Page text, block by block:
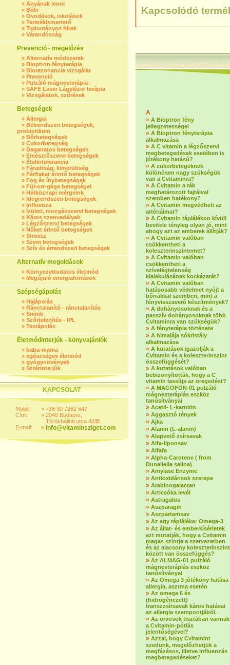
» Anyának lenni
» Bébi
» Óvodások, iskolások
» Termékismertető
» Tudományos hírek
» Várandósság
Prevenció - megelőzés
» Alternatív módszerek
» Bioptron fényterápia
» Biorezonancia vizsgálat
» Prevenció
» Pulzáló mágnesterápia
» SAFE Laser Lágylézer terápia
» Vizsgálatok, szűrések
Betegségek
» Allergia
» Bélrendszeri betegségek,
probiotikum
» Bőrbetegségek
» Cukorbetegség
» Daganatos betegségek
» Emésztőszervi betegségek
» Ételintolerancia
» Fáradtság, kimerültség
» Férfiakat érintő betegségek
» Fog és ínybetegségek
» Fül-orr-gége betegségei
» Hétköznapi mérgeink
» Idegrendszeri betegségek
» Influenza
» Ízületi, mozgásszervi betegségek
» Káros szenvedélyek
» Légzőszervi betegségek
» Nőket érintő betegségek
» Stressz
» Szem betegségek
» Szív és érrendszeri betegségek
Alternatív megoldások
» Környezettudatos életmód
» Megújuló energiaforrások
Szépségápolás
» Hajápolás
» Ránctalanító - ránctalanítás
» Smink
» Szőrtelenítés - IPL
» Testápolás
Életmódinterjúk - könyvajánlók
» baba-mama
» egészséges életmód
» gyógynövények
» Sztárinterjúk
KAPCSOLAT
Mobil:
Cím:
E-mail:
»
»
»
+36 30 7262 647
2040 Budaörs,
Törökbálinti utca 42/B
info@vitaminsziget.com
Kapcsolódó
A
» A Bioptron fény
jellegzetességei
» A Bioptron fényterápia
alkalmazása
» A C vitamin a légzőszervi
megbetegedések esetében is
jótékony hatású?
» A cukorbetegeknek
különösen nagy szükségük
van a Cvitaminra?
» A Cvitamin a rák
meghatározott fajtáival
szemben hatékony?
» A Cvitamin megvédheti az
artériáimat?
» A Cvitamin táplálékon kívüli
bevitele tényleg olyan jó, mint
ahogy azt az emberek állítják?
» A Cvitamin valóban
csökkentheti a
koleszterinszintemet?
» A Cvitamin valóban
csökkentheti a
szívelégtelenség
kialakulásának kockázatát?
» A Cvitamin valóban
hatásosabb védelmet nyújt a
bőrrákkal szemben, mint a
fényvisszaverő készítmények?
» A dohányosoknak és a
passzív dohányosoknak több
Cvitaminra van szükségük?
» A fényterápia története
» A himalája sókristály
alkalmazása
» A kutatások igazolják a
Cvitamin és a koleszterinszint
összefüggését?
» A kutatások valóban
bebizonyították, hogy a C
vitamin lassítja az öregedést?
» A MAGOFON-01 pulzáló
mágnesterápiás eszköz
tanúsítványai
» Acetil- L-karnitin
» Aggasztó tények
» Ajka
» Alanin (L-alanin)
» Alapvető zsírsavak
» Alfa-liponsav
» Alfafa
» Alpha-Carotene ( from
Dunaliella salina)
» Amylase Enzyme
» Antioxidánsok szerepe
» Arabinogalactan
» Articsóka levél
» Astragalus
» Aszparagin
» Aszpartamsav
» Az agy tápláléka: Omega-3
» Az állat- és emberkísérletek
azt mutatják, hogy a Cvitamin
magas szintje a szervezetben
és az alacsony koleszterinszint
között van összefüggés?
» Az ALMAG-01 pulzáló
mágnesterápiás eszköz
tanúsítványai
» Az Omega 3 jótékony hatása
allergia, asztma esetén
» Az omega 6 és
(hidrogénezett)
transzzsírsavak káros hatásai
az allergia szempontjából.
» Az orvosok tisztában vannak
a Cvitamin-pótlás
jelentőségével?
» Azzal, hogy Cvitamint
szedünk, megelőzhetjük a
megfázásos, illetve influenzás
megbetegedéseket?